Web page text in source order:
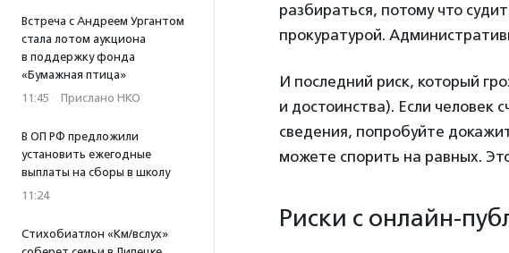
Встреча с Андреем Ургантом
стала лотом аукциона
в поддержку фонда
«Бумажная птица»
11:45 · Прислано НКО
В ОП РФ предложили
установить ежегодные
выплаты на сборы в школу
11:24
Стихобиатлон «Км/вслух»
разбираться, потому что
прокуратурой.
И последний риск, который
и достоинства). Если человек
сведения, попробуйте
можете спорить на равных.
Риски с онлайн-